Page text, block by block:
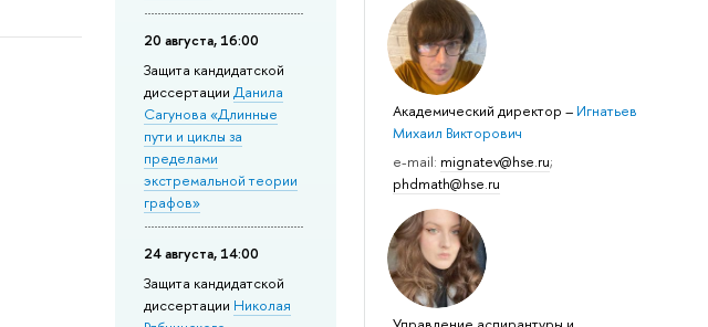
20 августа, 16:00
Защита кан­ди­дат­ской
диссертацииДанила
Сагунова «Длинные
пути и циклы за
пределами
экстремальной теории
графов»
24 августа, 14:00
Защита кандидатской
диссертации Николая
Академический директор– Игнатьев
Михаил Викторович
e-mail: mignatev@hse.ru;
phdmath@hse.ru